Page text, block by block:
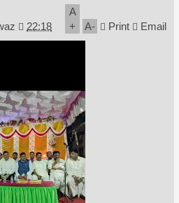
22:18
A
+
A- Print Email